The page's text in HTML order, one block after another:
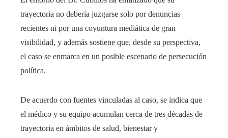
trayectoria no debería juzgarse solo por denuncias
recientes ni por una coyuntura mediática de gran
visibilidad, y además sostiene que, desde su perspectiva,
el caso se enmarca en un posible escenario de persecución
política.
De acuerdo con fuentes vinculadas al caso, se indica que
el médico y su equipo acumulan cerca de tres décadas de
trayectoria en ámbitos de salud, bienestar y